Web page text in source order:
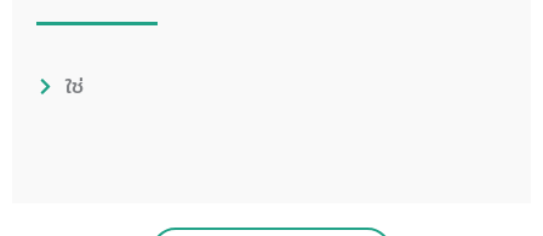
ใช่